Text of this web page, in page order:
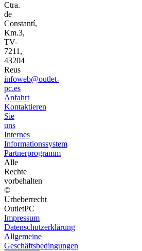
Ctra.
de
Constantí,
Km.3,
TV-
7211,
43204
Reus
infoweb@outlet-
pc.es
Anfahrt
Kontaktieren
Sie
uns
Internes
Informationssystem
Partnerprogramm
Alle
Rechte
vorbehalten
©
Urheberrecht
OutletPC
Impressum
Datenschutzerklärung
Allgemeine
Geschäftsbedingungen